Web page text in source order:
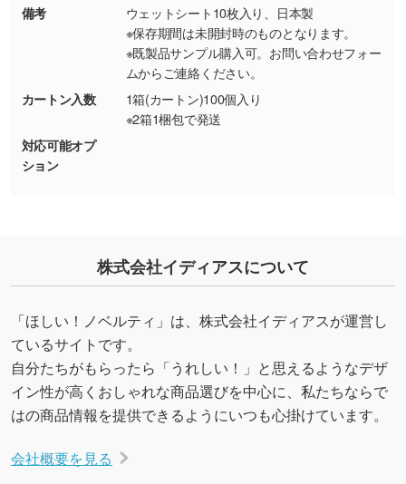
しの作り方が分からない
印刷したいデータが印刷範囲よりも小さい場
合、シンプルな色・柄の背景であれば拡張が可
詳しく見る
・デザインにQRコードを入れたい／QRコード
を生成してほしい
URLをご指定いただければ、QRコードを生成
備考
ウェットシート10枚入り、日本製
※保存期間は未開封時のものとなります。
※既製品サンプル購入可。お問い合わせフォー
ムからご連絡ください。
カートン入数
1箱(カートン)100個入り
※2箱1梱包で発送
対応可能オプ
ション
株式会社イディアスについて
「ほしい！ノベルティ」は、株式会社イディアスが運営し
ているサイトです。
自分たちがもらったら「うれしい！」と思えるようなデザ
イン性が高くおしゃれな商品選びを中心に、私たちならで
はの商品情報を提供できるようにいつも心掛けています。
会社概要を見る